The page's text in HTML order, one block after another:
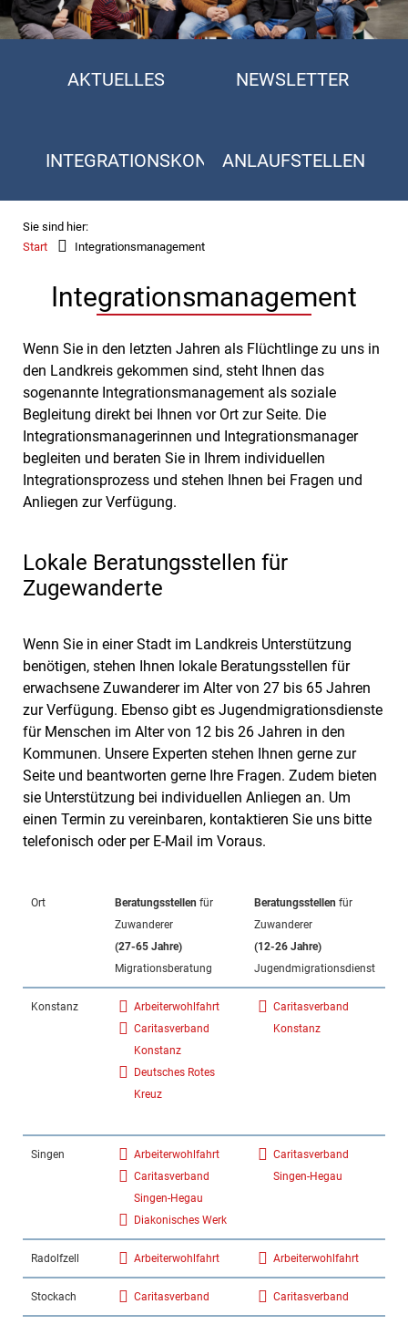
AKTUELLES NEWSLETTER
INTEGRATIONSKONZEPTANLAUFSTELLEN
Sie sind hier:
Start
Integrationsmanagement
Integrationsmanagement
Wenn Sie in den letzten Jahren als Flüchtlinge zu uns in
den Landkreis gekommen sind, steht Ihnen das
sogenannte Integrationsmanagement als soziale
Begleitung direkt bei Ihnen vor Ort zur Seite. Die
Integrationsmanagerinnen und Integrationsmanager
begleiten und beraten Sie in Ihrem individuellen
Integrationsprozess und stehen Ihnen bei Fragen und
Anliegen zur Verfügung.
Lokale Beratungsstellen für
Zugewanderte
Wenn Sie in einer Stadt im Landkreis Unterstützung
benötigen, stehen Ihnen lokale Beratungsstellen für
erwachsene Zuwanderer im Alter von 27 bis 65 Jahren
zur Verfügung. Ebenso gibt es Jugendmigrationsdienste
für Menschen im Alter von 12 bis 26 Jahren in den
Kommunen. Unsere Experten stehen Ihnen gerne zur
Seite und beantworten gerne Ihre Fragen. Zudem bieten
sie Unterstützung bei individuellen Anliegen an. Um
einen Termin zu vereinbaren, kontaktieren Sie uns bitte
telefonisch oder per E-Mail im Voraus.
Ort Beratungsstellen für
Zuwanderer
(27-65 Jahre)
Migrationsberatung
Beratungsstellen für
Zuwanderer
(12-26 Jahre)
Jugendmigrationsdienst
Konstanz
Arbeiterwohlfahrt
Caritasverband
Konstanz
Deutsches Rotes
Kreuz
Caritasverband
Konstanz
Singen
Arbeiterwohlfahrt
Caritasverband
Singen-Hegau
Diakonisches Werk
Caritasverband
Singen-Hegau
Radolfzell Arbeiterwohlfahrt Arbeiterwohlfahrt
Stockach Caritasverband Caritasverband